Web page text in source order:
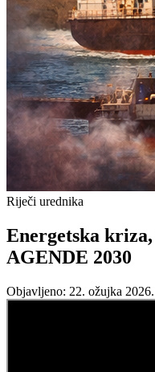
Riječi urednika
Energetska
AGENDE 2030
Objavljeno: 22. ožujka 2026.